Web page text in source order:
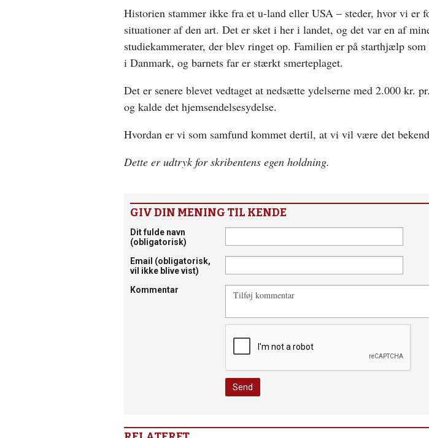
Historien stammer ikke fra et u-land eller USA – steder, hvor vi er
situationer af den art. Det er sket i her i landet, og det var en af
studiekammerater, der blev ringet op. Familien er på starthjælp
i Danmark, og barnets far er stærkt smerteplaget.
Det er senere blevet vedtaget at nedsætte ydelserne med 2.000 kr.
og kalde det hjemsendelsesydelse.
Hvordan er vi som samfund kommet dertil, at vi vil være det
Dette er udtryk for skribentens egen holdning.
GIV DIN MENING TIL KENDE
Dit fulde navn
(obligatorisk)
Email (obligatorisk,
vil ikke blive vist)
Kommentar